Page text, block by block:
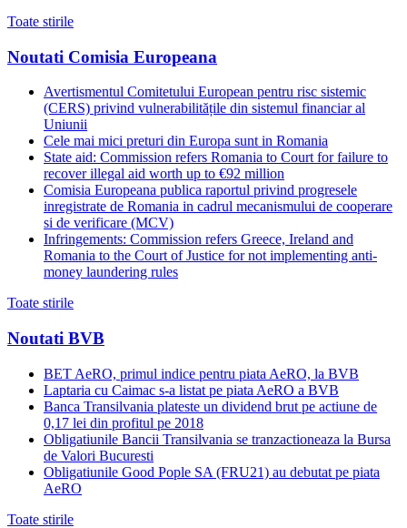
Toate stirile
Noutati Comisia Europeana
Avertismentul Comitetului European pentru risc sistemic
(CERS) privind vulnerabilitățile din sistemul financiar al
Uniunii
Cele mai mici preturi din Europa sunt in Romania
State aid: Commission refers Romania to Court for failure to
recover illegal aid worth up to €92 million
Comisia Europeana publica raportul privind progresele
inregistrate de Romania in cadrul mecanismului de cooperare
si de verificare (MCV)
Infringements: Commission refers Greece, Ireland and
Romania to the Court of Justice for not implementing anti-
money laundering rules
Toate stirile
Noutati BVB
BET AeRO, primul indice pentru piata AeRO, la BVB
Laptaria cu Caimac s-a listat pe piata AeRO a BVB
Banca Transilvania plateste un dividend brut pe actiune de
0,17 lei din profitul pe 2018
Obligatiunile Bancii Transilvania se tranzactioneaza la Bursa
de Valori Bucuresti
Obligatiunile Good Pople SA (FRU21) au debutat pe piata
AeRO
Toate stirile